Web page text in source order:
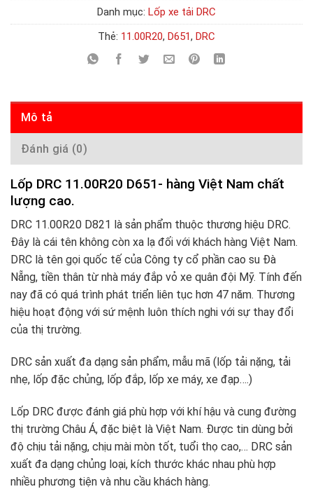
Danh mục: Lốp xe tải DRC
Thẻ: 11.00R20, D651, DRC
Mô tả
Đánh giá (0)
Lốp DRC 11.00R20 D651- hàng Việt Nam chất
lượng cao.
DRC 11.00R20 D821 là sản phẩm thuộc thương hiệu DRC.
Đây là cái tên không còn xa lạ đối với khách hàng Việt Nam.
DRC là tên gọi quốc tế của Công ty cổ phần cao su Đà
Nẵng, tiền thân từ nhà máy đắp vỏ xe quân đội Mỹ. Tính đến
nay đã có quá trình phát triển liên tục hơn 47 năm. Thương
hiệu hoạt động với sứ mệnh luôn thích nghi với sự thay đổi
của thị trường.
DRC sản xuất đa dạng sản phẩm, mẫu mã (lốp tải nặng, tải
nhẹ, lốp đặc chủng, lốp đắp, lốp xe máy, xe đạp….)
Lốp DRC được đánh giá phù hợp với khí hậu và cung đường
thị trường Châu Á, đặc biệt là Việt Nam. Được tin dùng bởi
độ chịu tải nặng, chịu mài mòn tốt, tuổi thọ cao,… DRC sản
xuất đa dạng chủng loại, kích thước khác nhau phù hợp
nhiều phương tiện và nhu cầu khách hàng.